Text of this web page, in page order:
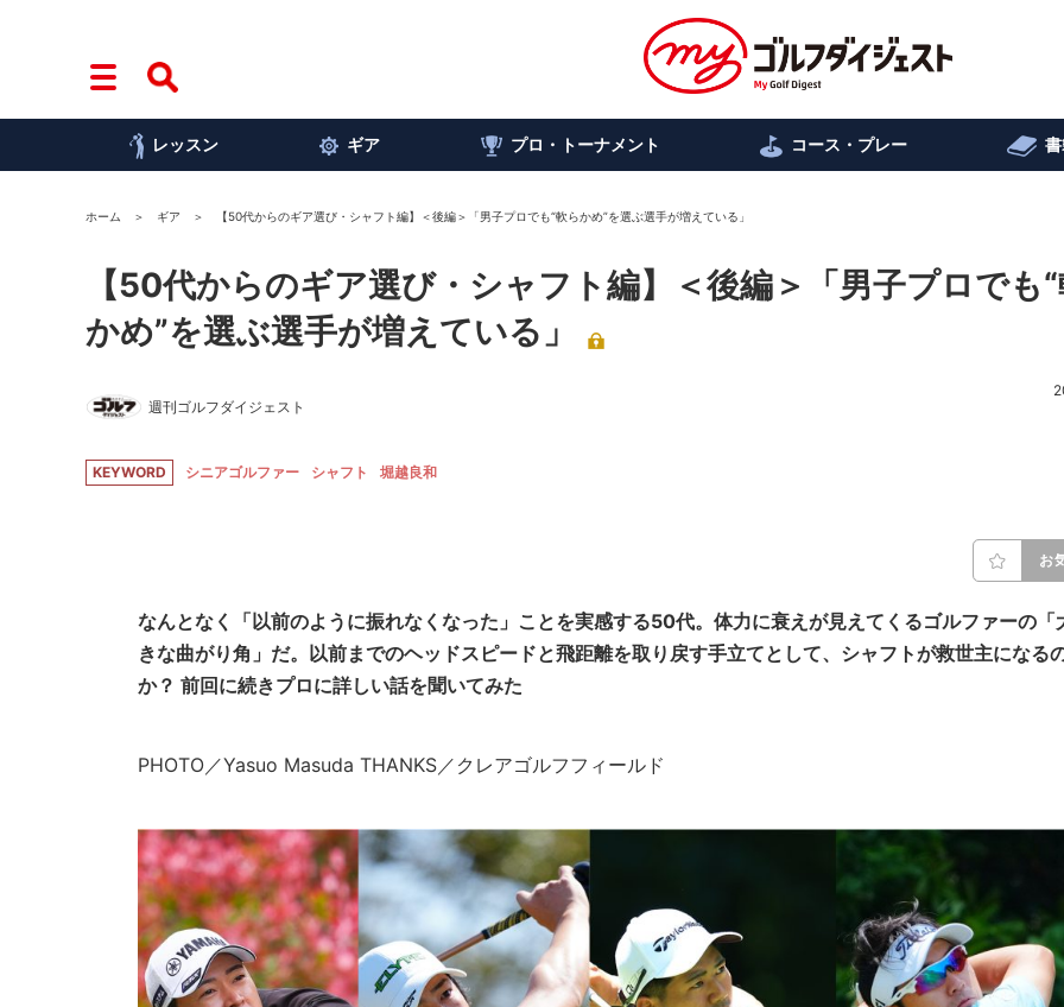
レッスン ギア プロ・トーナメント コース・プレー
ホーム ギア 【50代からのギア選び・シャフト編】＜後編＞「男子プロでも“軟らかめ”を選ぶ選手が増えている」
【50代からのギア選び・シャフト編】＜後編＞「男子プロでも
かめ”を選ぶ選手が増えている」
週刊ゴルフダイジェスト
KEYWORD シニアゴルファー シャフト 堀越良和
お
なんとなく「以前のように振れなくなった」ことを実感する50代。体力に衰えが見えてくるゴルファーの「
きな曲がり角」だ。以前までのヘッドスピードと飛距離を取り戻す手立てとして、シャフトが救世主になる
か？ 前回に続きプロに詳しい話を聞いてみた
PHOTO／Yasuo Masuda THANKS／クレアゴルフフィールド